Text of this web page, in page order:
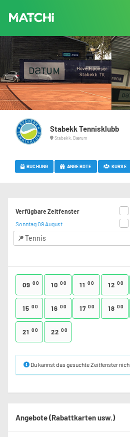
Stabekk Tennisklubb
Stabekk, Bærum
BUCHUNG ANGEBOTE KURSE
Verfügbare Zeitfenster
Sonntag 09 August
Tennis
09 00 10 00 11 00 12 00
15 00 16 00 17 00 18 00
21 00 22 00
Du kannst das gesuchte Zeitfenster
Angebote (Rabattkarten usw.)